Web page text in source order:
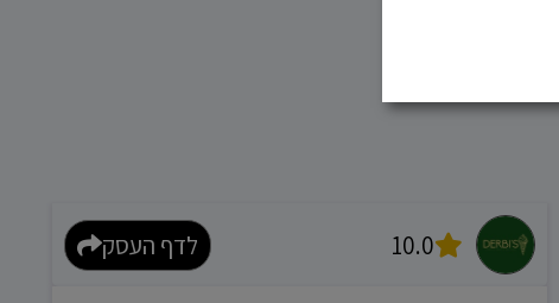
10.0 לדף העסק